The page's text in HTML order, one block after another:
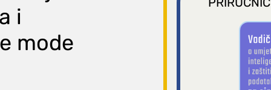
i
mode